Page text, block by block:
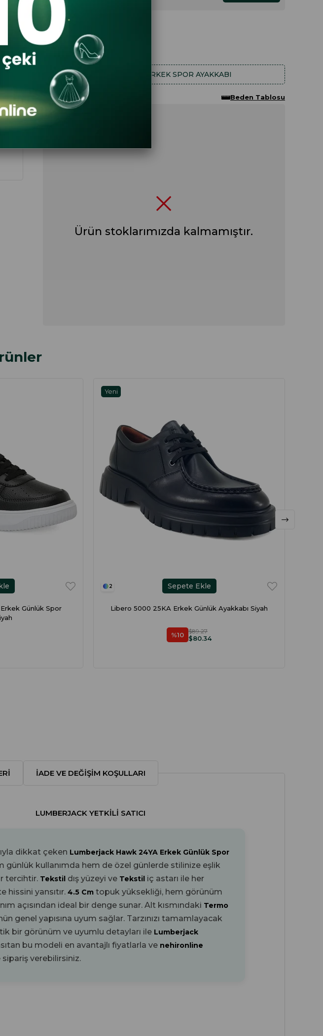
30 $40.96
$28.67
ERKEK SPOR AYAKKABI
Ürün stoklarımızda kalmamıştır.
Beden Tablosu
Günlük Spor
2
Libero 5000 25KA Erkek Günlük Ayakkabı Siyah
%10 $80.34
$89.27
Yeni
Sepete Ekle
İADE VE DEĞIŞIM KOŞULLARI
LUMBERJACK YETKILI SATICI
dikkat çeken Lumberjack Hawk 24YA Erkek Günlük Spor
günlük kullanımda hem de özel günlerde stilinize eşlik
tercihtir. Tekstil dış yüzeyi ve Tekstil iç astarı ile her
hissini yansıtır. 4.5 Cm topuk yüksekliği, hem görünüm
açısından ideal bir denge sunar. Alt kısmındaki Termo
genel yapısına uyum sağlar. Tarzınızı tamamlayacak
bir görünüm ve uyumlu detayları ile Lumberjack
bu modeli en avantajlı fiyatlarla ve nehironline
verebilirsiniz.